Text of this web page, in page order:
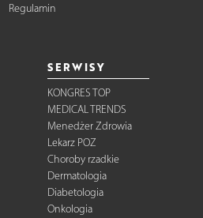
Regulamin
SERWISY
KONGRES TOP
MEDICAL TRENDS
Menedżer Zdrowia
Lekarz POZ
Choroby rzadkie
Dermatologia
Diabetologia
Onkologia